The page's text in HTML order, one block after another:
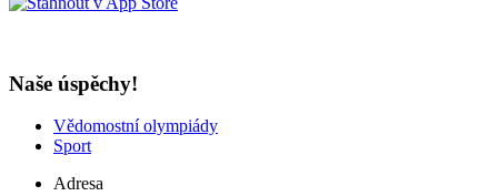
Naše úspěchy!
Vědomostní olympiády
Sport
Adresa